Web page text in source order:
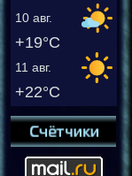
10 авг.
+19°C
11 авг.
+22°C